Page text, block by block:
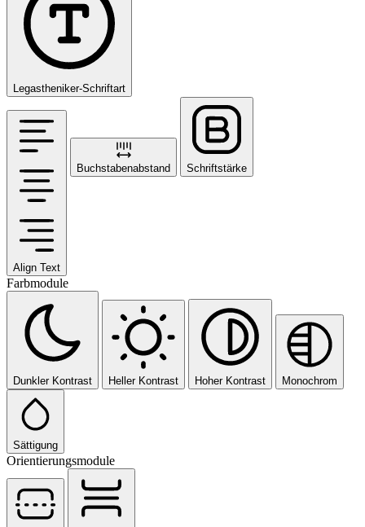
Legastheniker-Schriftart
Align Text
Buchstabenabstand Schriftstärke
Farbmodule
Dunkler Kontrast Heller Kontrast Hoher Kontrast Monochrom
Sättigung
Orientierungsmodule